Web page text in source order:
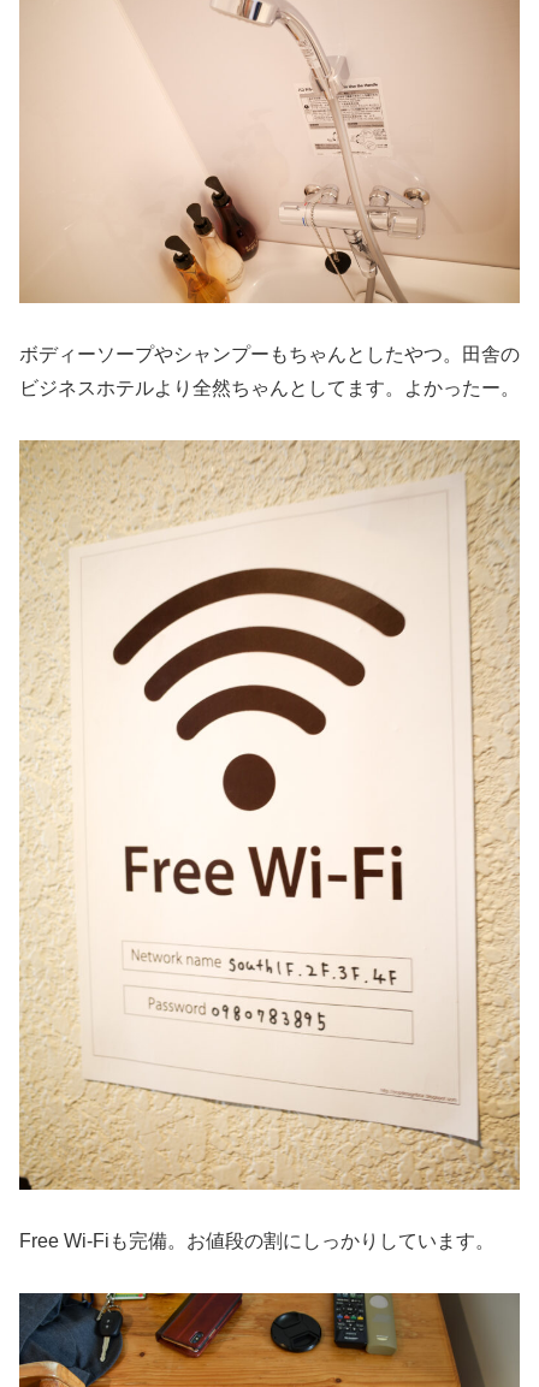
ボディーソープやシャンプーもちゃんとしたやつ。田舎の
ビジネスホテルより全然ちゃんとしてます。よかったー。
Free Wi-Fiも完備。お値段の割にしっかりしています。